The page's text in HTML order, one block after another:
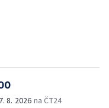
7. 8. 2026 na ČT24